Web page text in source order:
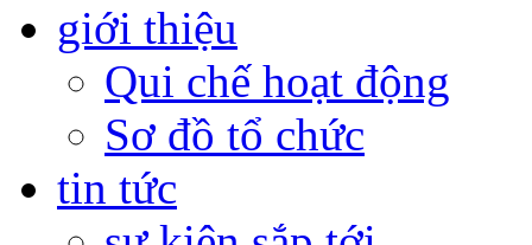
giới thiệu
Qui chế hoạt động
Sơ đồ tổ chức
tin tức